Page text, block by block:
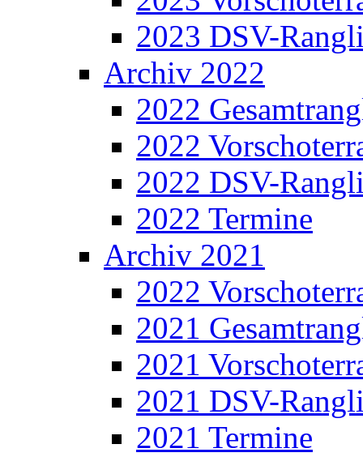
2023 DSV-
Archiv 2022
2022
2022
2022 DSV-
2022 Termine
Archiv 2021
2022
2021
2021
2021 DSV-
2021 Termine